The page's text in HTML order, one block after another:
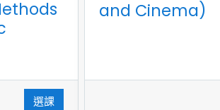
選課
and Cinema)